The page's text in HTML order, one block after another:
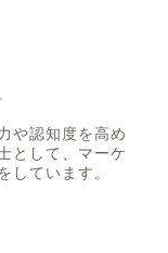
や認知度を高め
として、マーケ
しています。